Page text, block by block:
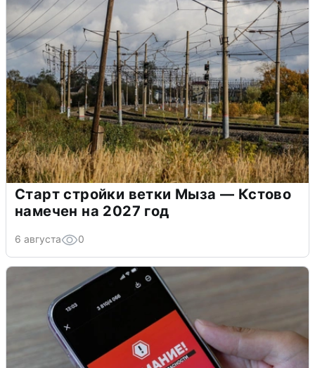
Старт стройки ветки Мыза — Кстово
намечен на 2027 год
6 августа 0